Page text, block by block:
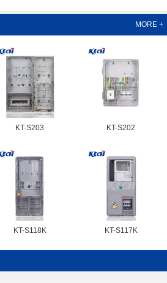
MORE +
KT-S203 KT-S202
KT-S118K KT-S117K